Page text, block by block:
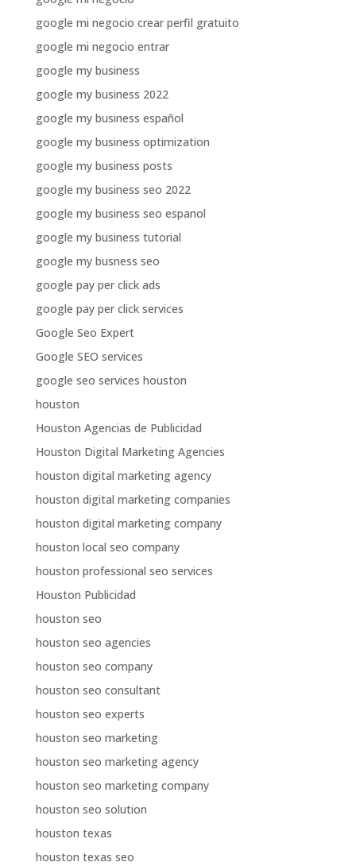
google mi negocio crear perfil gratuito
google mi negocio entrar
google my business
google my business 2022
google my business español
google my business optimization
google my business posts
google my business seo 2022
google my business seo espanol
google my business tutorial
google my busness seo
google pay per click ads
google pay per click services
Google Seo Expert
Google SEO services
google seo services houston
houston
Houston Agencias de Publicidad
Houston Digital Marketing Agencies
houston digital marketing agency
houston digital marketing companies
houston digital marketing company
houston local seo company
houston professional seo services
Houston Publicidad
houston seo
houston seo agencies
houston seo company
houston seo consultant
houston seo experts
houston seo marketing
houston seo marketing agency
houston seo marketing company
houston seo solution
houston texas
houston texas seo